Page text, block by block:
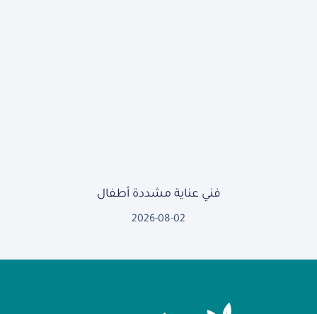
فني عناية مشددة أطفال
2026-08-02